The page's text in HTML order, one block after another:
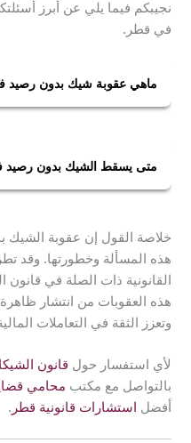
نجيبكم فيما يلي عن أبرز
في قطر.
ماهي عقوبة شيك بدون رصيد
آلاف ريال ولا تزيد على
متى يسقط الشيك بدون
الشكوى خلال ثلاثين يومًا من
وشخص مرتكبها. وبناءً على
بسقوط الدعوى الجنائية
حالة تأخر المجني عليه عن
قانونًا، مما يؤدي إلى سقوط
خلاصة القول إن عقوبة
هذه المسألة وخطورتها. وقد
القانونية ذات الصلة في
هذه العقوبات من انتشار
وتعزز الثقة في التعاملات
لأي استفسار حول قانون
بالتواصل مع مكتب محامي
أفضل
استشارات قانونية قطر .